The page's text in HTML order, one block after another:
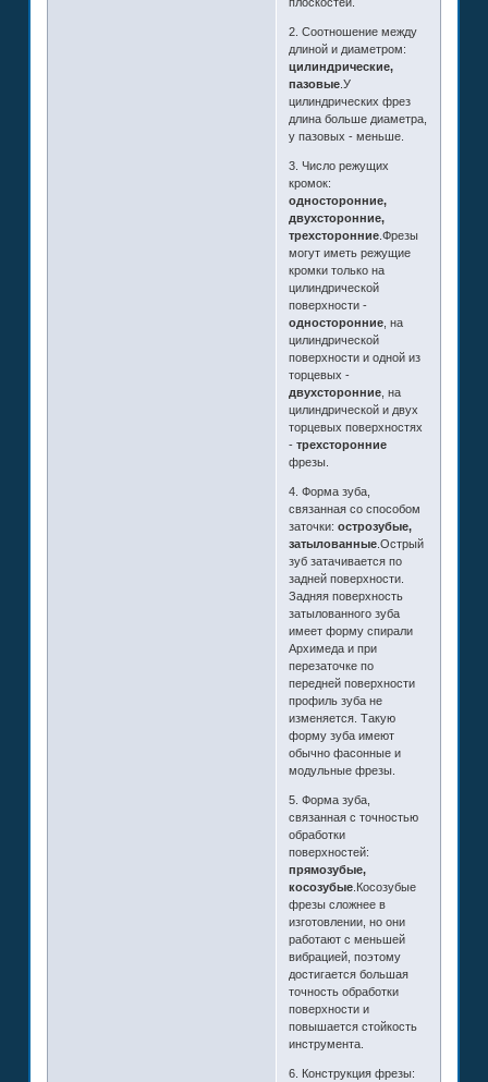
плоскостей.
2. Соотношение между
длиной и диаметром:
цилиндрические,
пазовые.У
цилиндрических фрез
длина больше диаметра,
у пазовых - меньше.
3. Число режущих
кромок:
односторонние,
двухсторонние,
трехсторонние.Фрезы
могут иметь режущие
кромки только на
цилиндрической
поверхности -
односторонние, на
цилиндрической
поверхности и одной из
торцевых -
двухсторонние, на
цилиндрической и двух
торцевых поверхностях
- трехсторонние
фрезы.
4. Форма зуба,
связанная со способом
заточки: острозубые,
затылованные.Острый
зуб затачивается по
задней поверхности.
Задняя поверхность
затылованного зуба
имеет форму спирали
Архимеда и при
перезаточке по
передней поверхности
профиль зуба не
изменяется. Такую
форму зуба имеют
обычно фасонные и
модульные фрезы.
5. Форма зуба,
связанная с точностью
обработки
поверхностей:
прямозубые,
косозубые.Косозубые
фрезы сложнее в
изготовлении, но они
работают с меньшей
вибрацией, поэтому
достигается большая
точность обработки
поверхности и
повышается стойкость
инструмента.
6. Конструкция фрезы: